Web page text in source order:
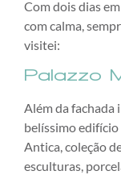
Com dois dias
com calma,
visitei:
Palazzo
Além da fachada
belíssimo edifício
Antica, coleção
esculturas,